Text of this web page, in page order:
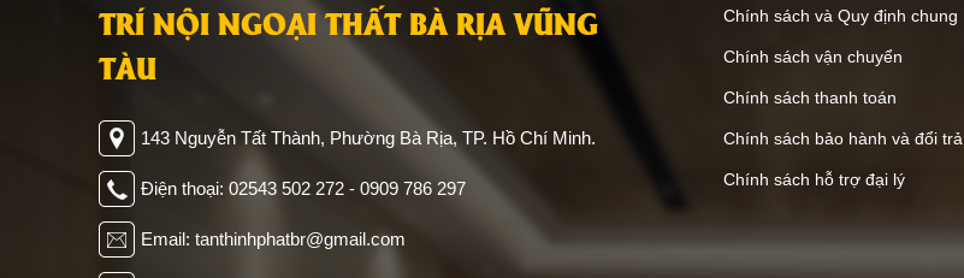
TRÍ NỘI NGOẠI THẤT BÀ RỊA VŨNG
TÀU
143 Nguyễn Tất Thành, Phường Bà Rịa, TP. Hồ Chí Minh.
Điện thoại: 02543 502 272 - 0909 786 297
Email: tanthinhphatbr@gmail.com
Chính sách và Quy định chung
Chính sách vận chuyển
Chính sách thanh toán
Chính sách bảo hành và đổi trả
Chính sách hỗ trợ đại lý